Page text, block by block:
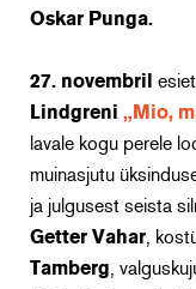
Oskar Punga.
27. novembril
Lindgreni „Mio,
lavale kogu perele
muinasjutu
ja julgusest seista
Getter Vahar ,
Tamberg ,